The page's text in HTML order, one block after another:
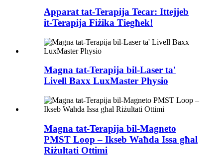
Apparat tat-Terapija Tecar: Ittejjeb
it-Terapija Fiżika Tiegħek!
Magna tat-Terapija bil-Laser ta'
Livell Baxx LuxMaster Physio
Magna tat-Terapija bil-Magneto
PMST Loop – Ikseb Waħda Issa għal
Riżultati Ottimi